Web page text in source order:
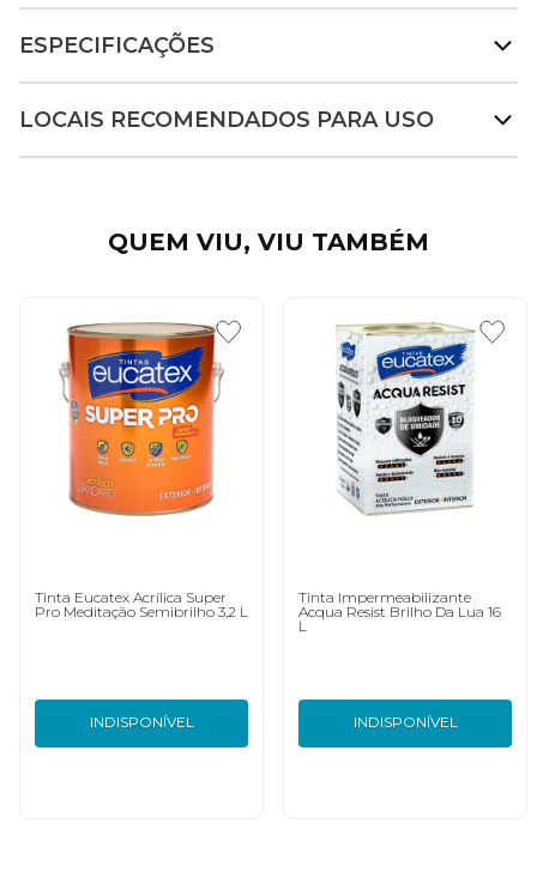
ESPECIFICAÇÕES
LOCAIS RECOMENDADOS PARA USO
QUEM VIU, VIU TAMBÉM
Tinta Eucatex Acrílica Super
Pro Meditação Semibrilho 3,2 L
INDISPONÍVEL
Tinta Impermeabilizante
Acqua Resist Brilho Da Lua 16
L
INDISPONÍVEL